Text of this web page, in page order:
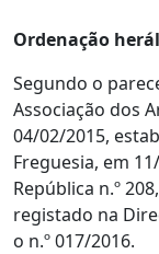
Ordenação
Segundo o
Associação dos
04/02/2015,
Freguesia, em
República n.º
registado na
o n.º 017/2016.